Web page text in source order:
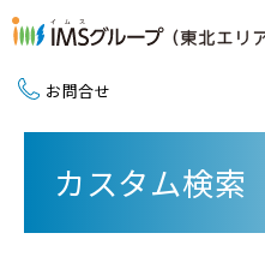
お問合せ
カスタム検索